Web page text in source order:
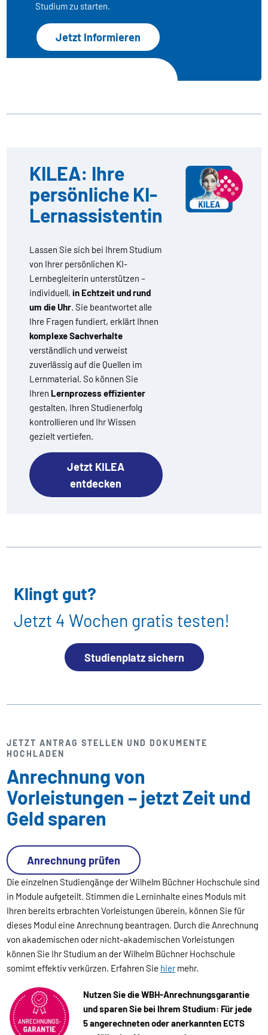
Studium zu starten.
Jetzt Informieren
KILEA: Ihre
persönliche KI-
Lernassistentin
Lassen Sie sich bei Ihrem Studium
von Ihrer persönlichen KI-
Lernbegleiterin unterstützen –
individuell, in Echtzeit und rund
um die Uhr. Sie beantwortet alle
Ihre Fragen fundiert, erklärt Ihnen
komplexe Sachverhalte
verständlich und verweist
zuverlässig auf die Quellen im
Lernmaterial. So können Sie
Ihren Lernprozess effizienter
gestalten, Ihren Studienerfolg
kontrollieren und Ihr Wissen
gezielt vertiefen.
Jetzt KILEA
entdecken
Klingt gut?
Jetzt 4 Wochen gratis testen!
Studienplatz sichern
JETZT ANTRAG STELLEN UND DOKUMENTE
HOCHLADEN
Anrechnung von
Vorleistungen – jetzt Zeit und
Geld sparen
Die einzelnen Studiengänge der Wilhelm Büchner Hochschule sind
in Module aufgeteilt. Stimmen die Lerninhalte eines Moduls mit
Ihren bereits erbrachten Vorleistungen überein, können Sie für
dieses Modul eine Anrechnung beantragen. Durch die Anrechnung
von akademischen oder nicht-akademischen Vorleistungen
können Sie Ihr Studium an der Wilhelm Büchner Hochschule
somimt effektiv verkürzen. Erfahren Sie hiermehr.
Nutzen Sie die WBH-Anrechnungsgarantie
und sparen Sie bei Ihrem Studium: Für jede
5 angerechneten oder anerkannten ECTS
Anrechnung prüfen